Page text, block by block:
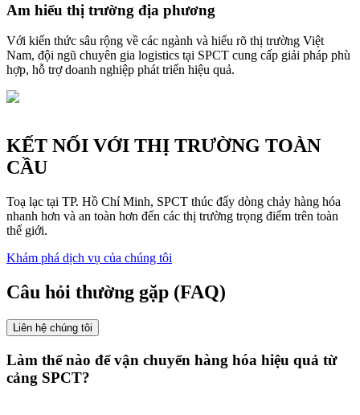
Am hiểu thị trường địa phương
Với kiến thức sâu rộng về các ngành và hiểu rõ thị trường Việt
Nam, đội ngũ chuyên gia logistics tại SPCT cung cấp giải pháp phù
hợp, hỗ trợ doanh nghiệp phát triển hiệu quả.
KẾT NỐI VỚI THỊ TRƯỜNG TOÀN
CẦU
Toạ lạc tại TP. Hồ Chí Minh, SPCT thúc đẩy dòng chảy hàng hóa
nhanh hơn và an toàn hơn đến các thị trường trọng điểm trên toàn
thế giới.
Khám phá dịch vụ của chúng tôi
Câu hỏi thường gặp (FAQ)
Liên hệ chúng tôi
Làm thế nào để vận chuyển hàng hóa hiệu quả từ
cảng SPCT?